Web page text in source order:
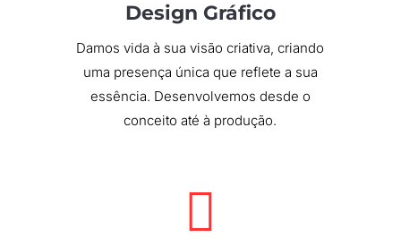
Design Gráfico
Damos vida à sua visão criativa, criando
uma presença única que reflete a sua
essência. Desenvolvemos desde o
conceito até à produção.
